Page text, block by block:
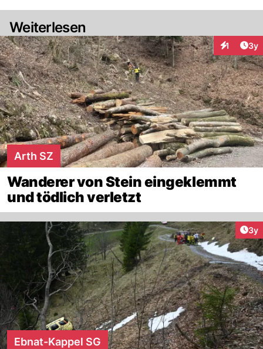
Weiterlesen
1 3y
Arth SZ
Wanderer von Stein eingeklemmt
und tödlich verletzt
3y
Ebnat-Kappel SG